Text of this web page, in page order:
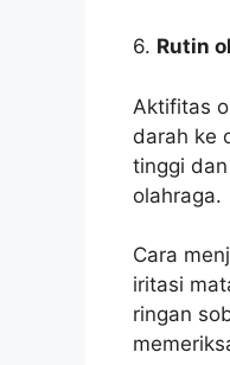
6. Rutin
Aktifitas
darah ke
tinggi
olahraga.
Cara
iritasi
ringan